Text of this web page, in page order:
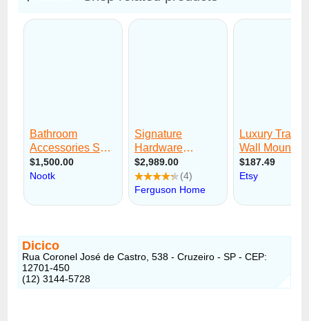
Dicico
Rua Coronel José de Castro, 538 - Cruzeiro - SP - CEP:
12701-450
(12) 3144-5728